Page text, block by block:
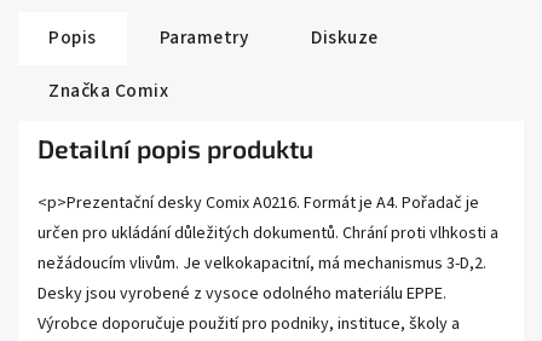
Popis Parametry
Diskuze
Značka Comix
Detailní popis produktu
<p>Prezentační desky Comix A0216. Formát je A4. Pořadač je
určen pro ukládání důležitých dokumentů. Chrání proti vlhkosti a
nežádoucím vlivům. Je velkokapacitní, má mechanismus 3-D,2.
Desky jsou vyrobené z vysoce odolného materiálu EPPE.
Výrobce doporučuje použití pro podniky, instituce, školy a